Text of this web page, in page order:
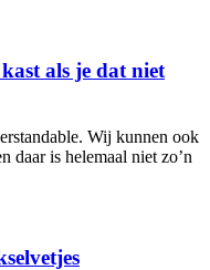
als je dat niet
Wij kunnen ook
daar is helemaal niet zo’n